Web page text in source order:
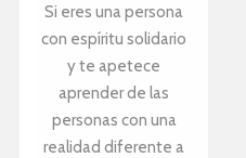
Si eres una persona
con espíritu solidario
y te apetece
aprender de las
personas con una
realidad diferente a